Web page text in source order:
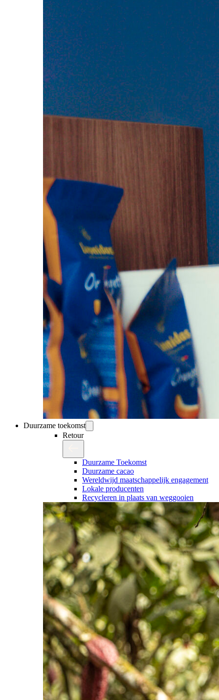
Duurzame toekomst
Retour
Duurzame Toekomst
Duurzame cacao
Wereldwijd maatschappelijk engagement
Lokale producenten
Recycleren in plaats van weggooien